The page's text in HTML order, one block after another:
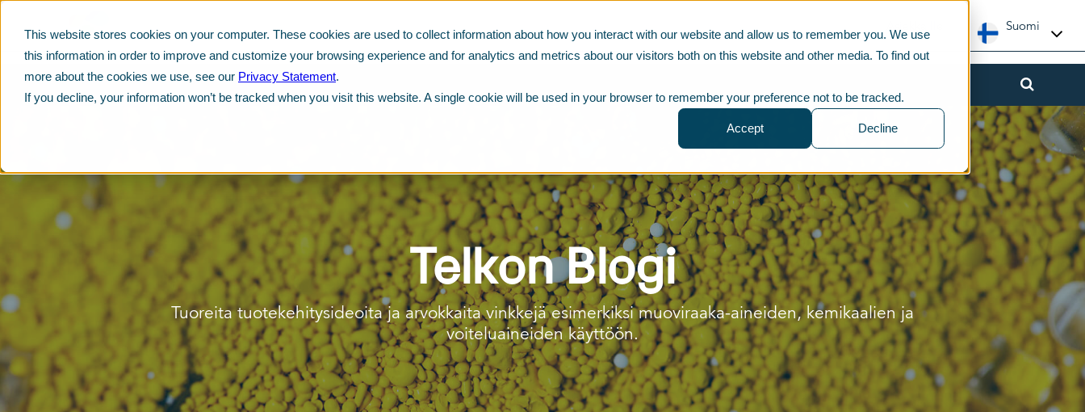
This website stores cookies on your computer. These cookies are used to collect information about how you interact with our website and allow us to remember you. We use
this information in order to improve and customize your browsing experience and for analytics and metrics about our visitors both on this website and other media. To find out
more about the cookies we use, see our Privacy Statement.
If you decline, your information won’t be tracked when you visit this website. A single cookie will be used in your browser to remember your preference not to be tracked.
Accept Decline
Suomi
Telkon Blogi
Tuoreita tuotekehitysideoita ja arvokkaita vinkkejä esimerkiksi muoviraaka-aineiden, kemikaalien ja
voiteluaineiden käyttöön.